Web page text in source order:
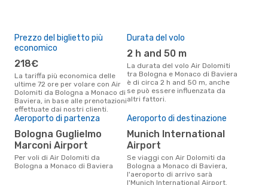
Prezzo del biglietto più
economico
218€
La tariffa più economica delle
ultime 72 ore per volare con Air
Dolomiti da Bologna a Monaco di
Baviera, in base alle prenotazioni
effettuate dai nostri clienti.
Durata del volo
2 h and 50 m
La durata del volo Air Dolomiti
tra Bologna e Monaco di Baviera
è di circa 2 h and 50 m, anche
se può essere influenzata da
altri fattori.
Aeroporto di partenza
Bologna Guglielmo
Marconi Airport
Per voli di Air Dolomiti da
Bologna a Monaco di Baviera
Aeroporto di destinazione
Munich International
Airport
Se viaggi con Air Dolomiti da
Bologna a Monaco di Baviera,
l'aeroporto di arrivo sarà
l'Munich International Airport.